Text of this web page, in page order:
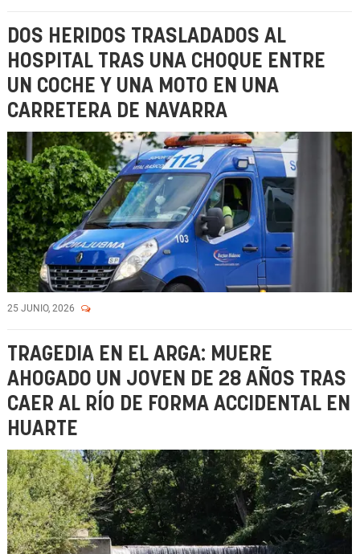
DOS HERIDOS TRASLADADOS AL
HOSPITAL TRAS UNA CHOQUE ENTRE
UN COCHE Y UNA MOTO EN UNA
CARRETERA DE NAVARRA
25 JUNIO, 2026
TRAGEDIA EN EL ARGA: MUERE
AHOGADO UN JOVEN DE 28 AÑOS TRAS
CAER AL RÍO DE FORMA ACCIDENTAL EN
HUARTE